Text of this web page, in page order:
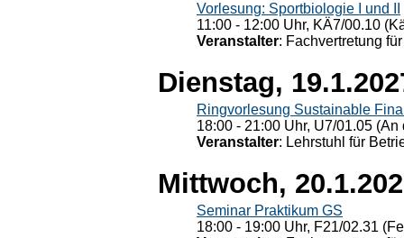
Vorlesung: Sportbiologie I und II
11:00 - 12:00 Uhr, KÄ7/00.10
Veranstalter: Fachvertretung
Dienstag,
Ringvorlesung Sustainable
18:00 - 21:00 Uhr, U7/01.05
Veranstalter: Lehrstuhl für
Mittwoch,
Seminar Praktikum GS
18:00 - 19:00 Uhr, F21/02.31